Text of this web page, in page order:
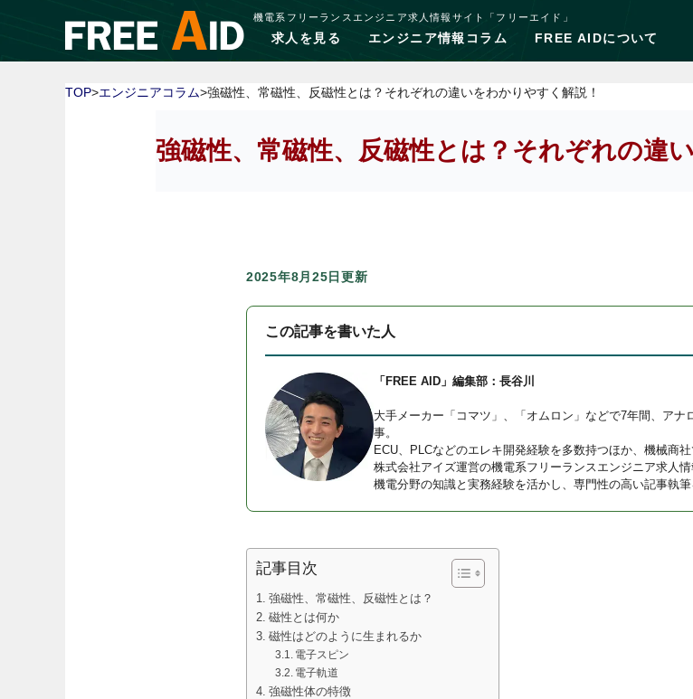
機電系フリーランスエンジニア求人情報サイト「フリーエイド」
求人を見る エンジニア情報コラム FREE AIDについて
TOP>エンジニアコラム>強磁性、常磁性、反磁性とは？それぞれの違いをわかりやすく解説！
強磁性、常磁性、反磁性とは？それぞれの違
2025年8月25日更新
この記事を書いた人
「FREE AID」編集部：長谷川
大手メーカー「コマツ」、「オムロン」などで7年間、ア
事。
ECU、PLCなどのエレキ開発経験を多数持つほか、機械商社
株式会社アイズ運営の機電系フリーランスエンジニア求人
機電分野の知識と実務経験を活かし、専門性の高い記事執筆
記事目次
強磁性、常磁性、反磁性とは？
磁性とは何か
磁性はどのように生まれるか
電子スピン
電子軌道
強磁性体の特徴